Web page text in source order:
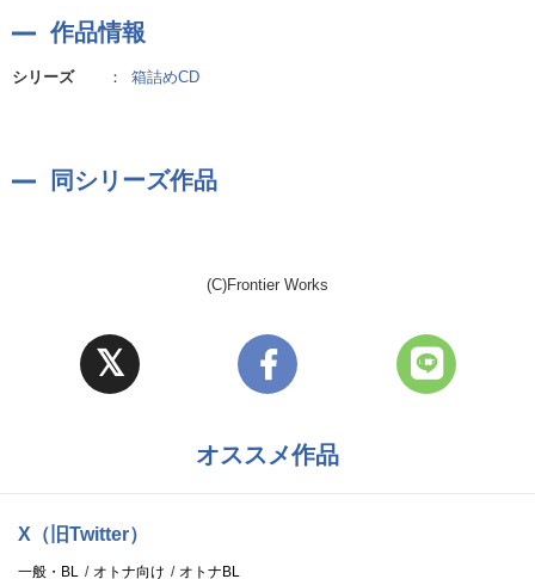
作品情報
シリーズ ： 箱詰めCD
同シリーズ作品
(C)Frontier Works
オススメ作品
X（旧Twitter）
一般・BL オトナ向け オトナBL